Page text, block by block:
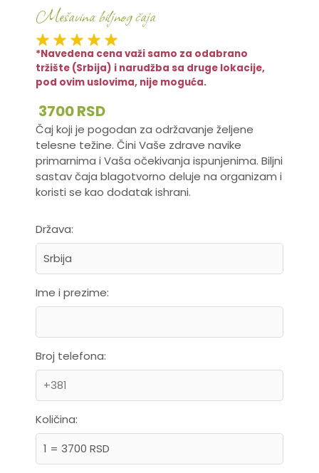
Mešavina biljnog čaja
*Navedena cena važi samo za odabrano
tržište (Srbija) i narudžba sa druge lokacije,
pod ovim uslovima, nije moguća.
3700 RSD
Čaj koji je pogodan za održavanje željene
telesne težine. Čini Vaše zdrave navike
primarnima i Vaša očekivanja ispunjenima. Biljni
sastav čaja blagotvorno deluje na organizam i
koristi se kao dodatak ishrani.
Država:
Ime i prezime:
Broj telefona:
Količina: